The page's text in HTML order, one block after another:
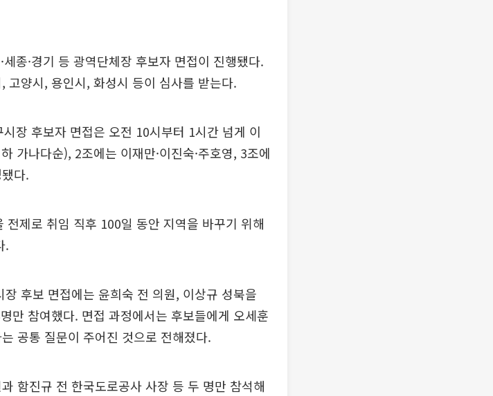
세종·경기 등 광역단체장 후보자 면접이 진행됐다.
고양시, 용인시, 화성시 등이 심사를 받는다.
장 후보자 면접은 오전 10시부터 1시간 넘게 이
가나다순), 2조에는 이재만·이진숙·주호영, 3조에
다.
제로 취임 직후 100일 동안 지역을 바꾸기 위해
.
후보 면접에는 윤희숙 전 의원, 이상규 성북을
만 참여했다. 면접 과정에서는 후보들에게 오세훈
공통 질문이 주어진 것으로 전해졌다.
함진규 전 한국도로공사 사장 등 두 명만 참석해